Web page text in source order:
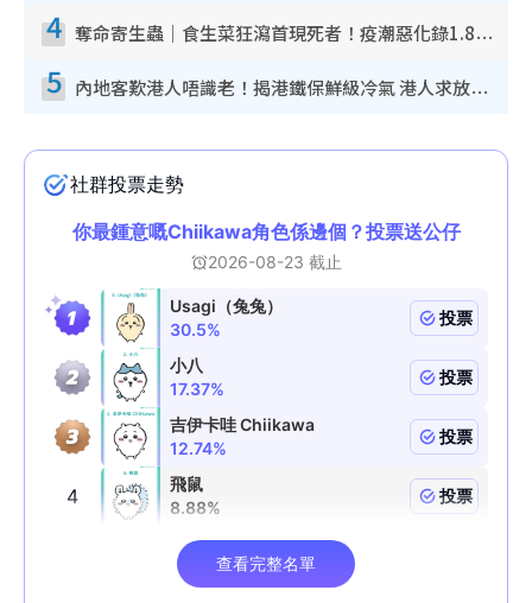
4 奪命寄生蟲｜食生菜狂瀉首現死者！疫潮惡化錄1.8萬宗病例 揭洗菜3大謬誤
5 內地客歎港人唔識老！揭港鐵保鮮級冷氣 港人求放過：咪投訴